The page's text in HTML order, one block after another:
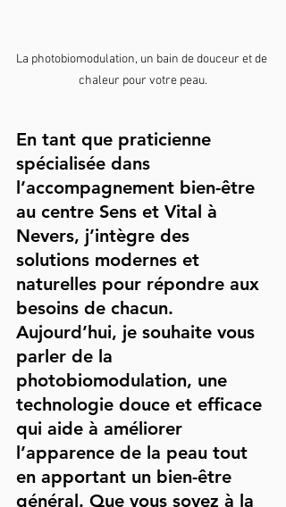
La photobiomodulation, un bain de douceur et de
chaleur pour votre peau.
En tant que praticienne
spécialisée dans
l’accompagnement bien-être
au centre Sens et Vital à
Nevers, j’intègre des
solutions modernes et
naturelles pour répondre aux
besoins de chacun.
Aujourd’hui, je souhaite vous
parler de la
photobiomodulation, une
technologie douce et efficace
qui aide à améliorer
l’apparence de la peau tout
en apportant un bien-être
général. Que vous soyez à la